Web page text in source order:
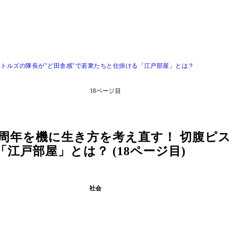
ルズの隊長が"ど田舎感"で若衆たちと仕掛ける「江戸部屋」とは？
18ページ目
年を機に生き方を考え直す！ 切腹ピ
戸部屋」とは？ (18ページ目)
社会